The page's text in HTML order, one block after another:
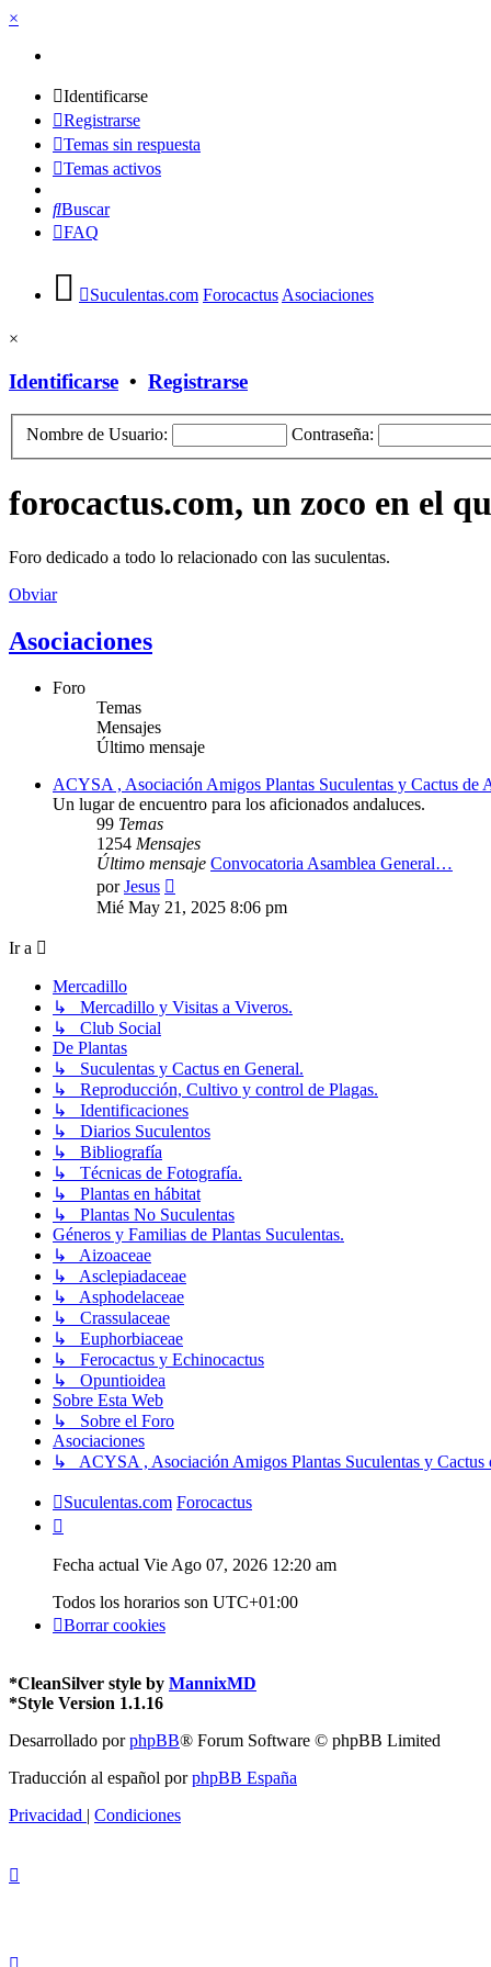
×
Identificarse
Registrarse
Temas sin respuesta
Temas activos
Buscar
FAQ
Suculentas.com Forocactus Asociaciones
×
Identificarse • Registrarse
Nombre de Usuario: Contraseña:
forocactus.com, un zoco en el
Foro dedicado a todo lo relacionado con las suculentas.
Obviar
Asociaciones
Foro
Temas
Mensajes
Último mensaje
ACYSA , Asociación Amigos Plantas Suculentas y Cactus de
Un lugar de encuentro para los aficionados andaluces.
99 Temas
1254 Mensajes
Último mensaje Convocatoria Asamblea General…
porJesus
último
mensaje
Mié May 21, 2025 8:06 pm
Ir a
Mercadillo
↳ Mercadillo y Visitas a Viveros.
↳ Club Social
De Plantas
↳ Suculentas y Cactus en General.
↳ Reproducción, Cultivo y control de Plagas.
↳ Identificaciones
↳ Diarios Suculentos
↳ Bibliografía
↳ Técnicas de Fotografía.
↳ Plantas en hábitat
↳ Plantas No Suculentas
Géneros y Familias de Plantas Suculentas.
↳ Aizoaceae
↳ Asclepiadaceae
↳ Asphodelaceae
↳ Crassulaceae
↳ Euphorbiaceae
↳ Ferocactus y Echinocactus
↳ Opuntioidea
Sobre Esta Web
↳ Sobre el Foro
Asociaciones
↳ ACYSA , Asociación Amigos Plantas Suculentas y Cactus
Suculentas.com Forocactus
Fecha actual Vie Ago 07, 2026 12:20 am
Todos los horarios son UTC+01:00
Borrar cookies
*CleanSilver style by MannixMD
*Style Version 1.1.16
Desarrollado porphpBB® Forum Software © phpBB Limited
Traducción al español porphpBB España
Privacidad | Condiciones